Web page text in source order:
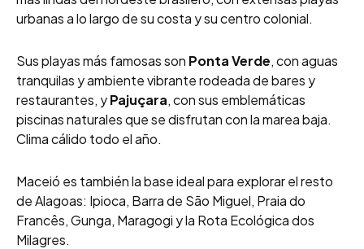
urbanas a lo largo de su costa y su centro colonial.
Sus playas más famosas son Ponta Verde, con aguas
tranquilas y ambiente vibrante rodeada de bares y
restaurantes, yPajuçara, con sus emblemáticas
piscinas naturales que se disfrutan con la marea baja.
Clima cálido todo el año.
Maceió es también la base ideal para explorar el resto
de Alagoas: Ipioca, Barra de São Miguel, Praia do
Francês, Gunga, Maragogi y la Rota Ecológica dos
Milagres.